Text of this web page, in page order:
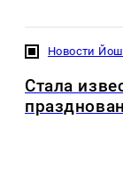
Новости
Стала